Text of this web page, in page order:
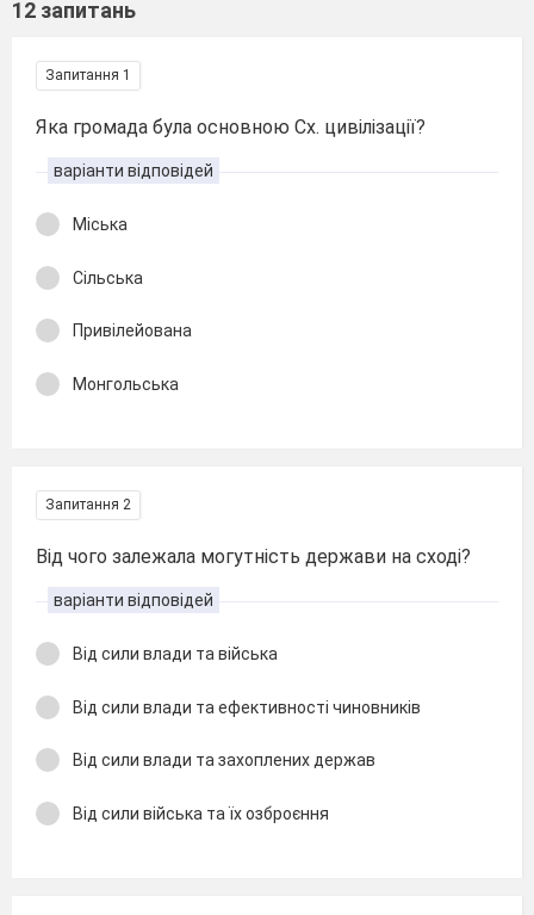
12 запитань
Запитання 1
Яка громада була основною Сх. цивілізації?
варіанти відповідей
Міська
Сільська
Привілейована
Монгольська
Запитання 2
Від чого залежала могутність держави на сході?
варіанти відповідей
Від сили влади та війська
Від сили влади та ефективності чиновників
Від сили влади та захоплених держав
Від сили війська та їх озброєння